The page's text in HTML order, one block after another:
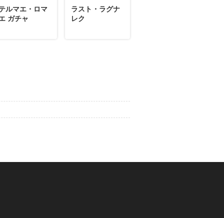
ルマエ・ロマ
ガチャ
ラスト・ラグナ
レク